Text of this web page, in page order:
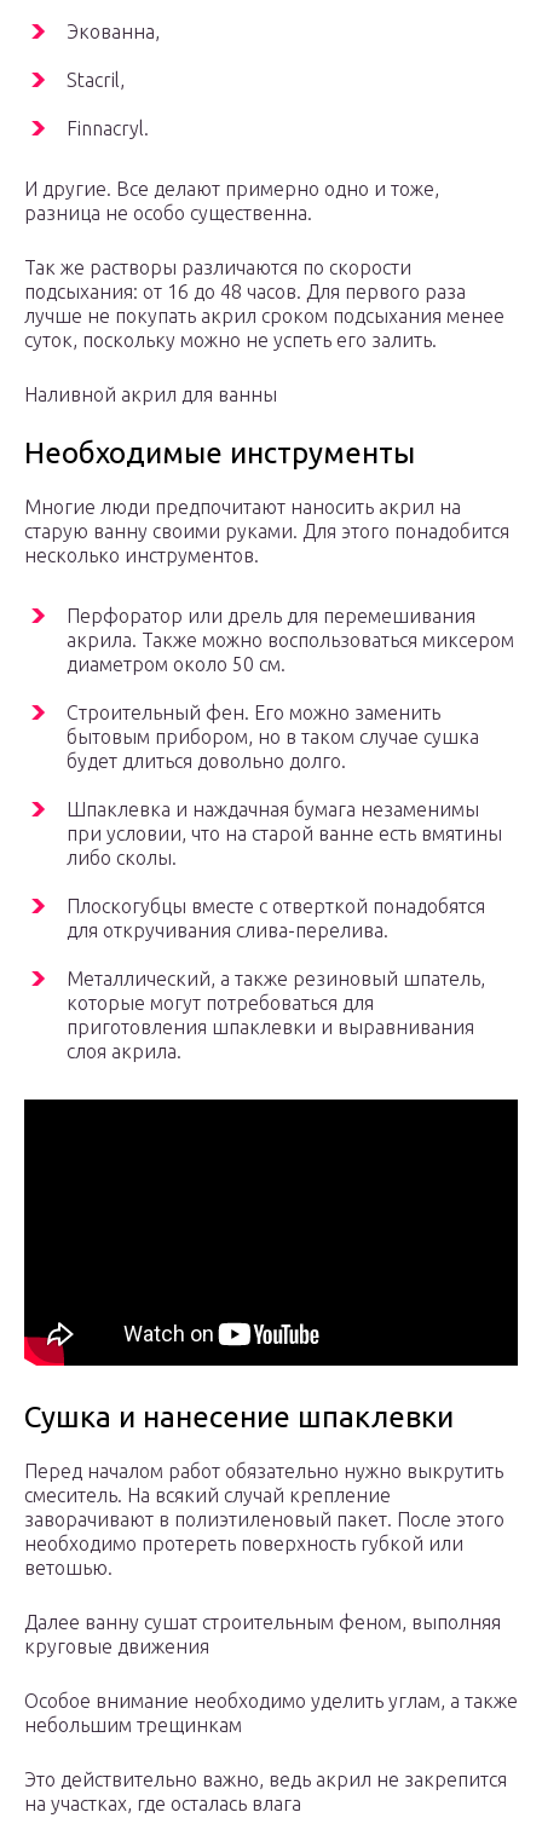
Экованна,
Stacril,
Finnacryl.
И другие. Все делают примерно одно и тоже,
разница не особо существенна.
Так же растворы различаются по скорости
подсыхания: от 16 до 48 часов. Для первого раза
лучше не покупать акрил сроком подсыхания менее
суток, поскольку можно не успеть его залить.
Наливной акрил для ванны
Необходимые инструменты
Многие люди предпочитают наносить акрил на
старую ванну своими руками. Для этого понадобится
несколько инструментов.
Перфоратор или дрель для перемешивания
акрила. Также можно воспользоваться миксером
диаметром около 50 см.
Строительный фен. Его можно заменить
бытовым прибором, но в таком случае сушка
будет длиться довольно долго.
Шпаклевка и наждачная бумага незаменимы
при условии, что на старой ванне есть вмятины
либо сколы.
Плоскогубцы вместе с отверткой понадобятся
для откручивания слива-перелива.
Металлический, а также резиновый шпатель,
которые могут потребоваться для
приготовления шпаклевки и выравнивания
слоя акрила.
Сушка и нанесение шпаклевки
Перед началом работ обязательно нужно выкрутить
смеситель. На всякий случай крепление
заворачивают в полиэтиленовый пакет. После этого
необходимо протереть поверхность губкой или
ветошью.
Далее ванну сушат строительным феном, выполняя
круговые движения
Особое внимание необходимо уделить углам, а также
небольшим трещинкам
Это действительно важно, ведь акрил не закрепится
на участках, где осталась влага